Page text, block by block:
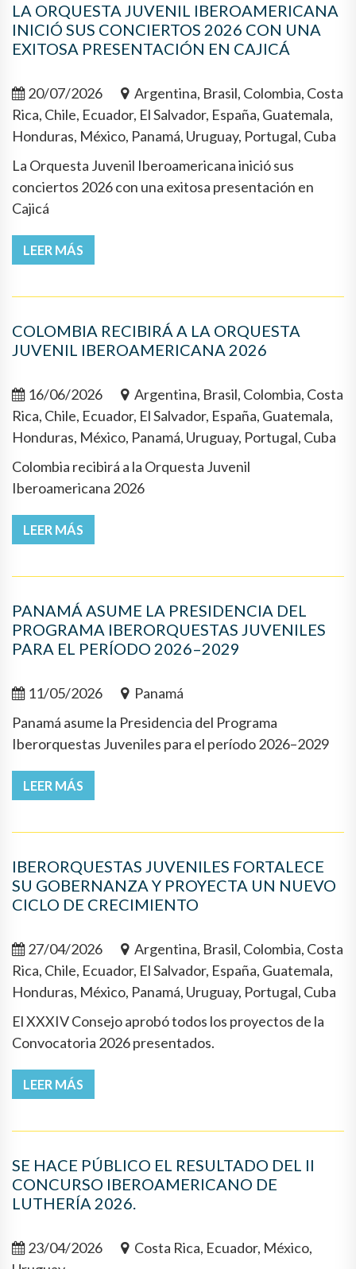
LA ORQUESTA JUVENIL IBEROAMERICANA
INICIÓ SUS CONCIERTOS 2026 CON UNA
EXITOSA PRESENTACIÓN EN CAJICÁ
20/07/2026
Argentina, Brasil, Colombia, Costa
Rica, Chile, Ecuador, El Salvador, España, Guatemala,
Honduras, México, Panamá, Uruguay, Portugal, Cuba
La Orquesta Juvenil Iberoamericana inició sus
conciertos 2026 con una exitosa presentación en
Cajicá
LEER MÁS
COLOMBIA RECIBIRÁ A LA ORQUESTA
JUVENIL IBEROAMERICANA 2026
16/06/2026
Argentina, Brasil, Colombia, Costa
Rica, Chile, Ecuador, El Salvador, España, Guatemala,
Honduras, México, Panamá, Uruguay, Portugal, Cuba
Colombia recibirá a la Orquesta Juvenil
Iberoamericana 2026
LEER MÁS
PANAMÁ ASUME LA PRESIDENCIA DEL
PROGRAMA IBERORQUESTAS JUVENILES
PARA EL PERÍODO 2026–2029
11/05/2026
Panamá
Panamá asume la Presidencia del Programa
Iberorquestas Juveniles para el período 2026–2029
LEER MÁS
IBERORQUESTAS JUVENILES FORTALECE
SU GOBERNANZA Y PROYECTA UN NUEVO
CICLO DE CRECIMIENTO
27/04/2026
Argentina, Brasil, Colombia, Costa
Rica, Chile, Ecuador, El Salvador, España, Guatemala,
Honduras, México, Panamá, Uruguay, Portugal, Cuba
El XXXIV Consejo aprobó todos los proyectos de la
Convocatoria 2026 presentados.
LEER MÁS
SE HACE PÚBLICO EL RESULTADO DEL II
CONCURSO IBEROAMERICANO DE
LUTHERÍA 2026.
23/04/2026
Costa Rica, Ecuador, México,